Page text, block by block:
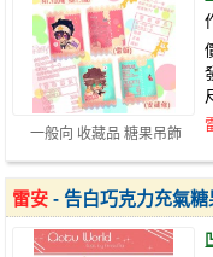
一般向 收藏品 糖果吊飾
雷安 - 告白巧克力充氣糖